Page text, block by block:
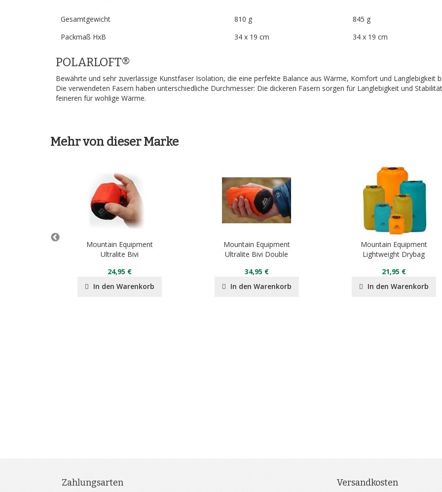
Gesamtgewicht 810 g
845 g
Packmaß HxB
34 x 19 cm 34 x 19 cm
POLARLOFT®
Bewährte und sehr zuverlässige Kunstfaser Isolation, die eine perfekte Balance aus Wärme, Komfort und Langlebigkeit
Die verwendeten Fasern haben unterschiedliche Durchmesser: Die dickeren Fasern sorgen für Langlebigkeit und
feineren für wohlige Wärme.
Mehr von dieser Marke
Mountain Equipment
Ultralite Bivi
24,95 €
In den Warenkorb
Mountain Equipment
Ultralite Bivi Double
34,95 €
In den Warenkorb
Mountain Equipment
Lightweight Drybag
21,95 €
In den Warenkorb
Zahlungsarten Versandkosten